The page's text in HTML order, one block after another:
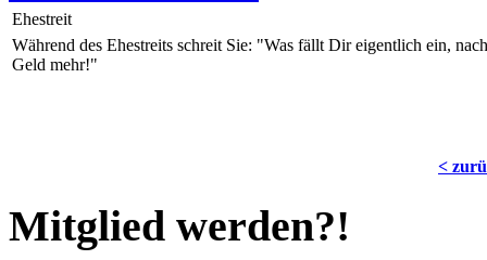
Ehestreit
Während des Ehestreits schreit Sie: "Was fällt Dir eigentlich ein,
Geld mehr!"
<
Mitglied werden?!